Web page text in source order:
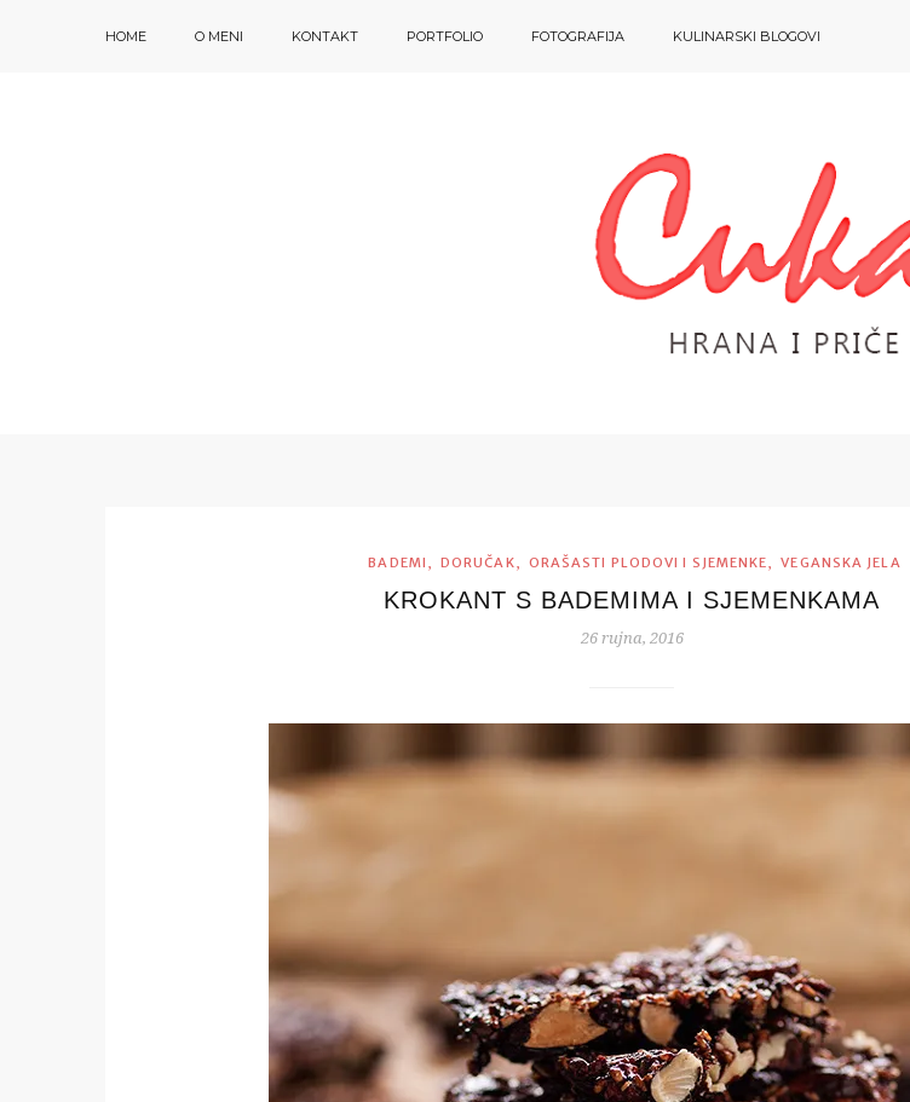
HOME O MENI KONTAKT PORTFOLIO FOTOGRAFIJA KULINARSKI BLOGOVI
BADEMI , DORUČAK, ORAŠASTI PLODOVI I SJEMENKE, VEGANSKA JELA
KROKANT S BADEMIMA I SJEMENKAMA
26 rujna, 2016